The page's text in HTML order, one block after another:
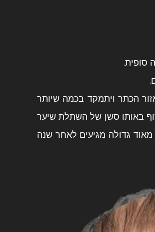
סופית.
הכתר ויתמקד בכמה שיותר
באותו סשן של השתלת שיער
גדולה מגיעים לאחר שנה